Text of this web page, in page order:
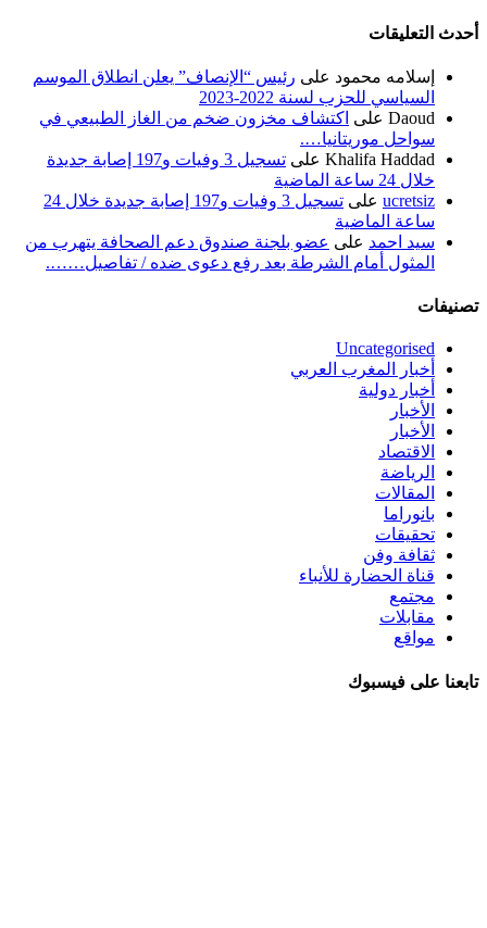
أحدث التعليقات
إسلامه محمود على رئيس “الإنصاف” يعلن انطلاق الموسم
السياسي للحزب لسنة 2022-2023
Daoud على اكتشاف مخزون ضخم من الغاز الطبيعي في
سواحل موريتانيا….
Khalifa Haddad على
تسجيل 3 وفيات و197 إصابة جديدة
خلال 24 ساعة الماضية
ucretsiz على
تسجيل 3 وفيات و197 إصابة جديدة خلال 24
ساعة الماضية
سيد احمد على عضو بلجنة صندوق دعم الصحافة يتهرب من
المثول أمام الشرطة بعد رفع دعوى ضده / تفاصيل…….
تصنيفات
Uncategorised
أخبار المغرب العربي
أخبار دولية
الأخبار
الأخبار
الاقتصاد
الرياضة
المقالات
بانوراما
تحقيقات
ثقافة وفن
قناة الحضارة للأنباء
مجتمع
مقابلات
مواقع
تابعنا على فيسبوك